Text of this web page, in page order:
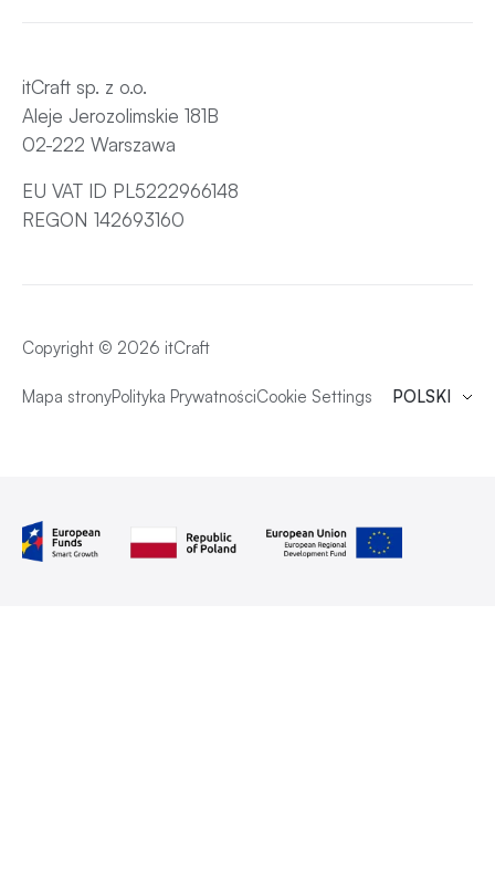
itCraft sp. z o.o.
Aleje Jerozolimskie 181B
02-222 Warszawa
EU VAT ID PL5222966148
REGON 142693160
Copyright © 2026 itCraft
POLSKI
Mapa stronyPolityka PrywatnościCookie Settings